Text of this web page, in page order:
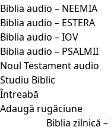
Biblia audio – NEEMIA
Biblia audio – ESTERA
Biblia audio – IOV
Biblia audio – PSALMII
Noul Testament audio
Studiu Biblic
Întreabă
Adaugă rugăciune
Biblia zilnică